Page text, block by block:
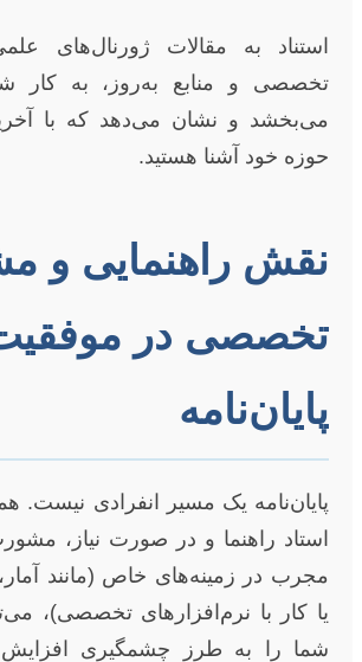
استناد به مقالات ژورنال‌های
تخصصی و منابع به‌روز، به کار
می‌بخشد و نشان می‌دهد که با
حوزه خود آشنا هستید.
نقش راهنمایی و
تخصصی در
پایان‌نامه
پایان‌نامه یک مسیر انفرادی نیست.
استاد راهنما و در صورت نیاز،
مجرب در زمینه‌های خاص (مانند
یا کار با نرم‌افزارهای تخصصی)،
شما را به طرز چشمگیری